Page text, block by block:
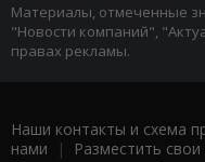
Материалы, отмеченные
"Новости компаний",
правах рекламы.
Наши контакты и схема
нами | Разместить